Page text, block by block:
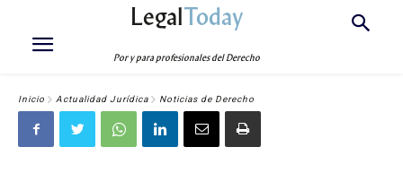
LegalToday
Por y para profesionales del Derecho
Inicio Actualidad Jurídica Noticias de Derecho